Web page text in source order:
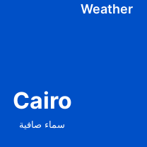
Weather
Cairo
سماء صافية